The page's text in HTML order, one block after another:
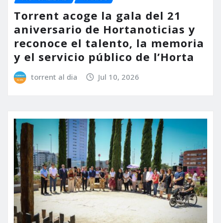
Torrent acoge la gala del 21
aniversario de Hortanoticias y
reconoce el talento, la memoria
y el servicio público de l’Horta
torrent al dia Jul 10, 2026